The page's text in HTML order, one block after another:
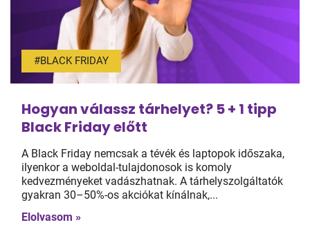
#BLACK FRIDAY
Hogyan válassz tárhelyet? 5 + 1 tipp
Black Friday előtt
A Black Friday nemcsak a tévék és laptopok időszaka,
ilyenkor a weboldal-tulajdonosok is komoly
kedvezményeket vadászhatnak. A tárhelyszolgáltatók
gyakran 30–50%-os akciókat kínálnak,...
Elolvasom »